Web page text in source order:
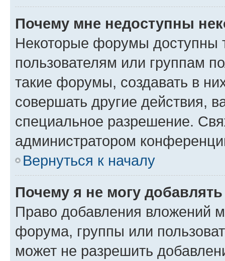
Почему мне недоступны
Некоторые форумы доступны
пользователям или группам
такие форумы, создавать в
совершать другие действия,
специальное разрешение.
администратором
Вернуться к началу
Почему я не могу
Право добавления вложений
форума, группы или
может не разрешить